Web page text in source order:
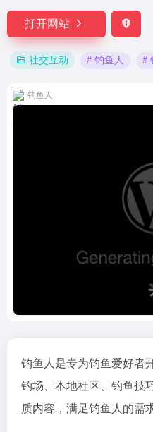
打开网站
社交互动 # 钓鱼人 #
钓鱼人
钓鱼人是专为钓鱼爱好者
钓场、本地社区、钓鱼技
质内容，满足钓鱼人的需